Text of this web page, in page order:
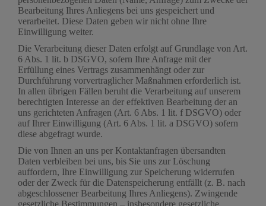
Bearbeitung Ihres Anliegens bei uns gespeichert und
verarbeitet. Diese Daten geben wir nicht ohne Ihre
Einwilligung weiter.
Die Verarbeitung dieser Daten erfolgt auf Grundlage von Art.
6 Abs. 1 lit. b DSGVO, sofern Ihre Anfrage mit der
Erfüllung eines Vertrags zusammenhängt oder zur
Durchführung vorvertraglicher Maßnahmen erforderlich ist.
In allen übrigen Fällen beruht die Verarbeitung auf unserem
berechtigten Interesse an der effektiven Bearbeitung der an
uns gerichteten Anfragen (Art. 6 Abs. 1 lit. f DSGVO) oder
auf Ihrer Einwilligung (Art. 6 Abs. 1 lit. a DSGVO) sofern
diese abgefragt wurde.
Die von Ihnen an uns per Kontaktanfragen übersandten
Daten verbleiben bei uns, bis Sie uns zur Löschung
auffordern, Ihre Einwilligung zur Speicherung widerrufen
oder der Zweck für die Datenspeicherung entfällt (z. B. nach
abgeschlossener Bearbeitung Ihres Anliegens). Zwingende
gesetzliche Bestimmungen – insbesondere gesetzliche